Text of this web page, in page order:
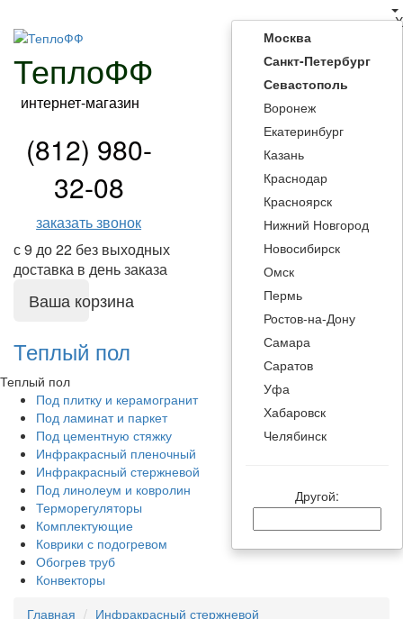
X
Москва
Санкт-Петербург
Севастополь
Воронеж
Екатеринбург
Казань
Краснодар
Красноярск
Нижний Новгород
Новосибирск
Омск
Пермь
Ростов-на-Дону
Самара
Саратов
Уфа
Хабаровск
Челябинск
Другой:
ТеплоФФ
интернет-магазин
(812) 980-
32-08
заказать звонок
с 9 до 22 без выходных
доставка в день заказа
Ваша корзина
Теплый пол
Теплый пол
Под плитку и керамогранит
Под ламинат и паркет
Под цементную стяжку
Инфракрасный пленочный
Инфракрасный стержневой
Под линолеум и ковролин
Терморегуляторы
Комплектующие
Коврики с подогревом
Обогрев труб
Конвекторы
Главная
Инфракрасный стержневой